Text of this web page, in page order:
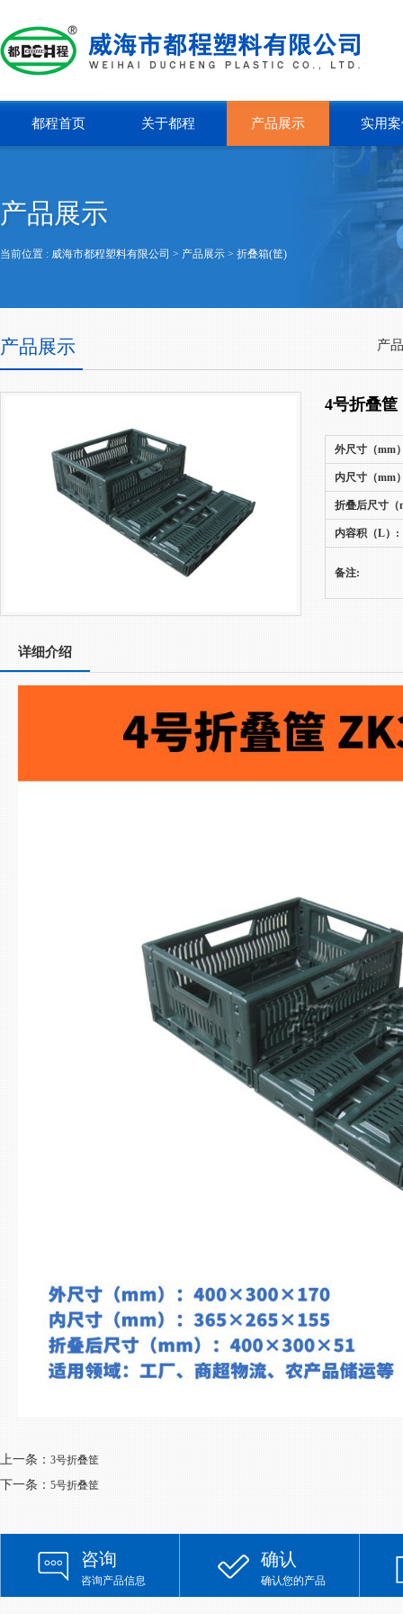
都程首页 关于都程 产品展示 实用
产品展示
当前位置 : 威海市都程塑料有限公司 > 产品展示 > 折叠箱(筐)
产品展示 产
4号折叠筐
外尺寸（mm
内尺寸（mm
折叠后尺寸（
内容积（L）:
备注:
详细介绍
上一条： 3号折叠筐
下一条： 5号折叠筐
咨询
咨询产品信息
确认
确认您的产品